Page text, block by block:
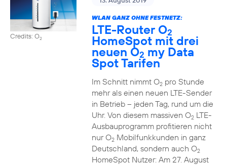
Credits: O2
WLAN GANZ OHNE FESTNETZ:
LTE-Router O2
HomeSpot mit drei
neuen O2 my Data
Spot Tarifen
Im Schnitt nimmt O2pro Stunde
mehr als einen neuen LTE-Sender
in Betrieb – jeden Tag, rund um die
Uhr. Von diesem massiven O2LTE-
Ausbauprogramm profitieren nicht
nur O2Mobilfunkkunden in ganz
Deutschland, sondern auch O2
HomeSpot Nutzer: Am 27. August